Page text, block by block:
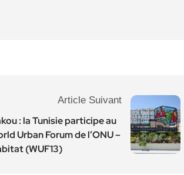
Article Suivant
: la Tunisie participe au
Urban Forum de l’ONU –
(WUF13)